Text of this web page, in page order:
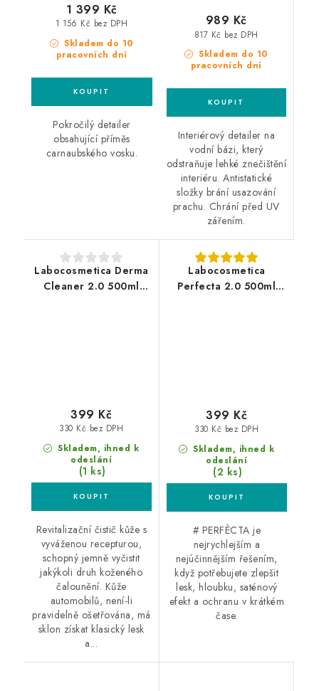
Skladem do 10
pracovních dní
1 156 Kč bez DPH
1 399 Kč
Pokročilý detailer
obsahující příměs
carnaubského vosku.
Skladem do 10
pracovních dní
817 Kč bez DPH
989 Kč
Interiérový detailer na
vodní bázi, který
odstraňuje lehké znečištění
interiéru. Antistatické
složky brání usazování
prachu. Chrání před UV
zářením.
Labocosmetica Derma
Cleaner 2.0 500ml
Skladem, ihned k
odeslání
(1 ks)
330 Kč bez DPH
399 Kč
Revitalizační čistič kůže s
vyváženou recepturou,
schopný jemně vyčistit
jakýkoli druh koženého
čalounění. Kůže
automobilů, není-li
pravidelně ošetřována, má
sklon získat klasický lesk
a...
Labocosmetica
Perfecta 2.0 500ml
Skladem, ihned k
odeslání
(2 ks)
330 Kč bez DPH
399 Kč
# PERFÈCTA je
nejrychlejším a
nejúčinnějším řešením,
když potřebujete zlepšit
lesk, hloubku, saténový
efekt a ochranu v krátkém
čase.